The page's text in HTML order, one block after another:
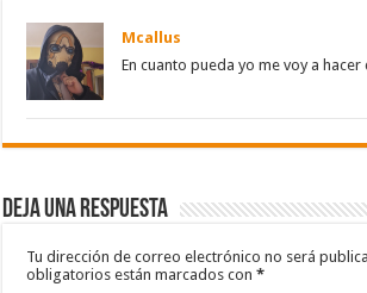
Mcallus
En cuanto pueda yo me voy a hacer
Deja una respuesta
Tu dirección de correo electrónico no será
obligatorios están marcados con*